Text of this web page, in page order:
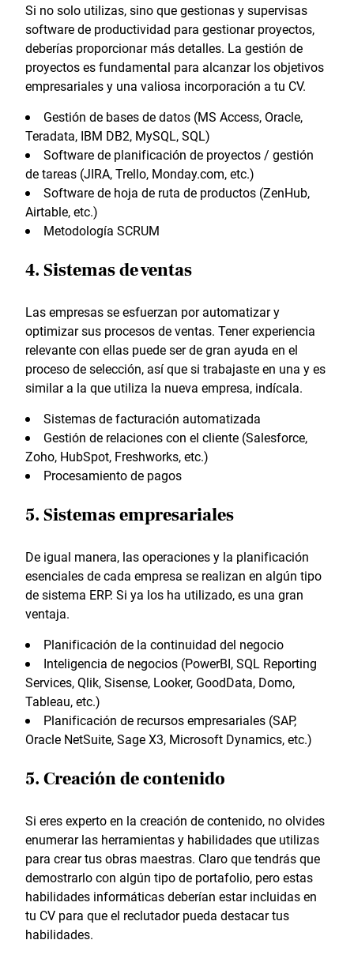
Si no solo utilizas, sino que gestionas y supervisas
software de productividad para gestionar proyectos,
deberías proporcionar más detalles. La gestión de
proyectos es fundamental para alcanzar los objetivos
empresariales y una valiosa incorporación a tu CV.
Gestión de bases de datos (MS Access, Oracle,
Teradata, IBM DB2, MySQL, SQL)
Software de planificación de proyectos / gestión
de tareas (JIRA, Trello, Monday.com, etc.)
Software de hoja de ruta de productos (ZenHub,
Airtable, etc.)
Metodología SCRUM
4. Sistemas de ventas
Las empresas se esfuerzan por automatizar y
optimizar sus procesos de ventas. Tener experiencia
relevante con ellas puede ser de gran ayuda en el
proceso de selección, así que si trabajaste en una y es
similar a la que utiliza la nueva empresa, indícala.
Sistemas de facturación automatizada
Gestión de relaciones con el cliente (Salesforce,
Zoho, HubSpot, Freshworks, etc.)
Procesamiento de pagos
5. Sistemas empresariales
De igual manera, las operaciones y la planificación
esenciales de cada empresa se realizan en algún tipo
de sistema ERP. Si ya los ha utilizado, es una gran
ventaja.
Planificación de la continuidad del negocio
Inteligencia de negocios (PowerBI, SQL Reporting
Services, Qlik, Sisense, Looker, GoodData, Domo,
Tableau, etc.)
Planificación de recursos empresariales (SAP,
Oracle NetSuite, Sage X3, Microsoft Dynamics, etc.)
5. Creación de contenido
Si eres experto en la creación de contenido, no olvides
enumerar las herramientas y habilidades que utilizas
para crear tus obras maestras. Claro que tendrás que
demostrarlo con algún tipo de portafolio, pero estas
habilidades informáticas deberían estar incluidas en
tu CV para que el reclutador pueda destacar tus
habilidades.